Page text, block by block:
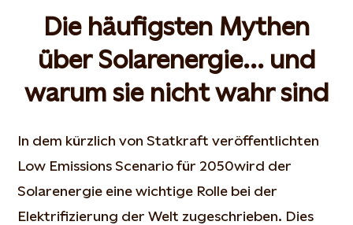
Die häufigsten Mythen
über Solarenergie... und
warum sie nicht wahr sind
In dem kürzlich von Statkraft veröffentlichten
Low Emissions Scenario für 2050wird der
Solarenergie eine wichtige Rolle bei der
Elektrifizierung der Welt zugeschrieben. Dies